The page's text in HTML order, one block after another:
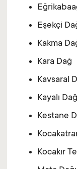
Eşekçi
Kakma
Kara Dağ
Kavsaral
Kayalı Dağ
Kestane
Kocakır